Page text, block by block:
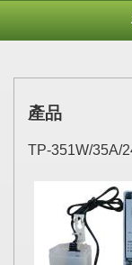
產品
TP-351W/35A/